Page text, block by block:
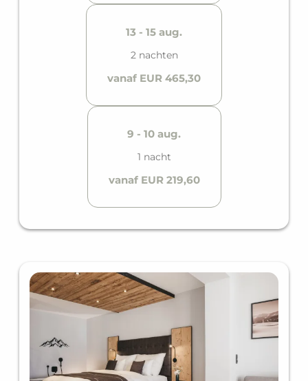
13 - 15 aug.
2 nachten
vanaf EUR 465,30
9 - 10 aug.
1 nacht
vanaf EUR 219,60